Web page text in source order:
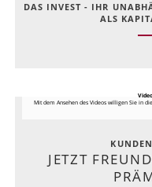
DAS INVEST - IHR
ALS
Mit dem Ansehen des Videos willigen Sie in
JETZT